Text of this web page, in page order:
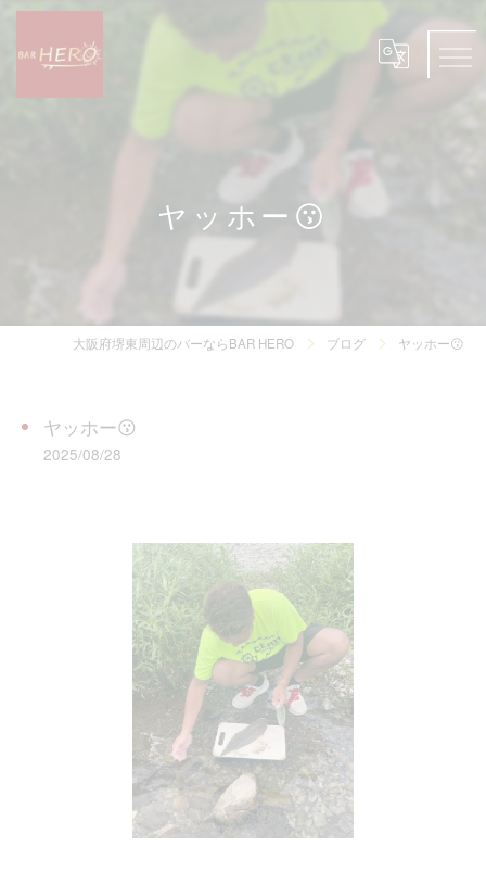
ヤッホー😗
大阪府堺東周辺のバーならBAR HERO ブログ ヤッホー😗
ヤッホー😗
2025/08/28